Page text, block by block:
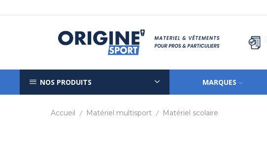
NOS PRODUITS MARQUES
Accueil / Matériel multisport / Matériel scolaire